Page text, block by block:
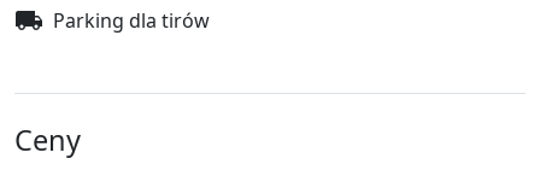
Parking dla tirów
Ceny